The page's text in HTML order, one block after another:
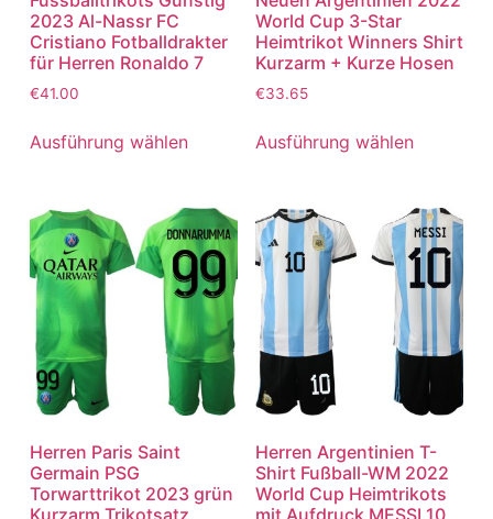
2023 Al-Nassr FC
Cristiano Fotballdrakter
für Herren Ronaldo 7
€41.00
Ausführung wählen
World Cup 3-Star
Heimtrikot Winners Shirt
Kurzarm + Kurze Hosen
€33.65
Ausführung wählen
Herren Paris Saint
Germain PSG
Torwarttrikot 2023 grün
Herren Argentinien T-
Shirt Fußball-WM 2022
World Cup Heimtrikots